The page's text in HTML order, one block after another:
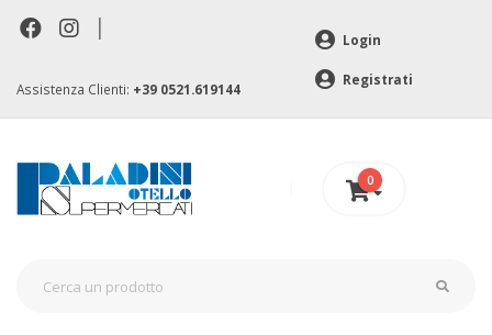
|
Assistenza Clienti: +39 0521.619144
Login
Registrati
0